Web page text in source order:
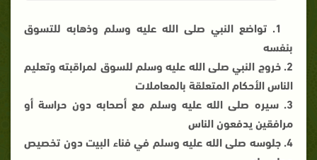
1. تواضع النبي صلى الله عليه وسلم وذهابه للتسوق
بنفسه
2. خروج النبي صلى الله عليه وسلم للسوق لمراقبته وتعليم
الناس الأحكام المتعلقة بالمعاملات
3. سيره صلى الله عليه وسلم مع أصحابه دون حراسة أو
مرافقين يدفعون الناس
4. جلوسه صلى الله عليه وسلم في فناء البيت دون تخصيص